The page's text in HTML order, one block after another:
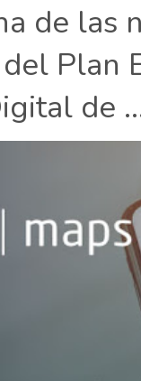
de las
Plan
de